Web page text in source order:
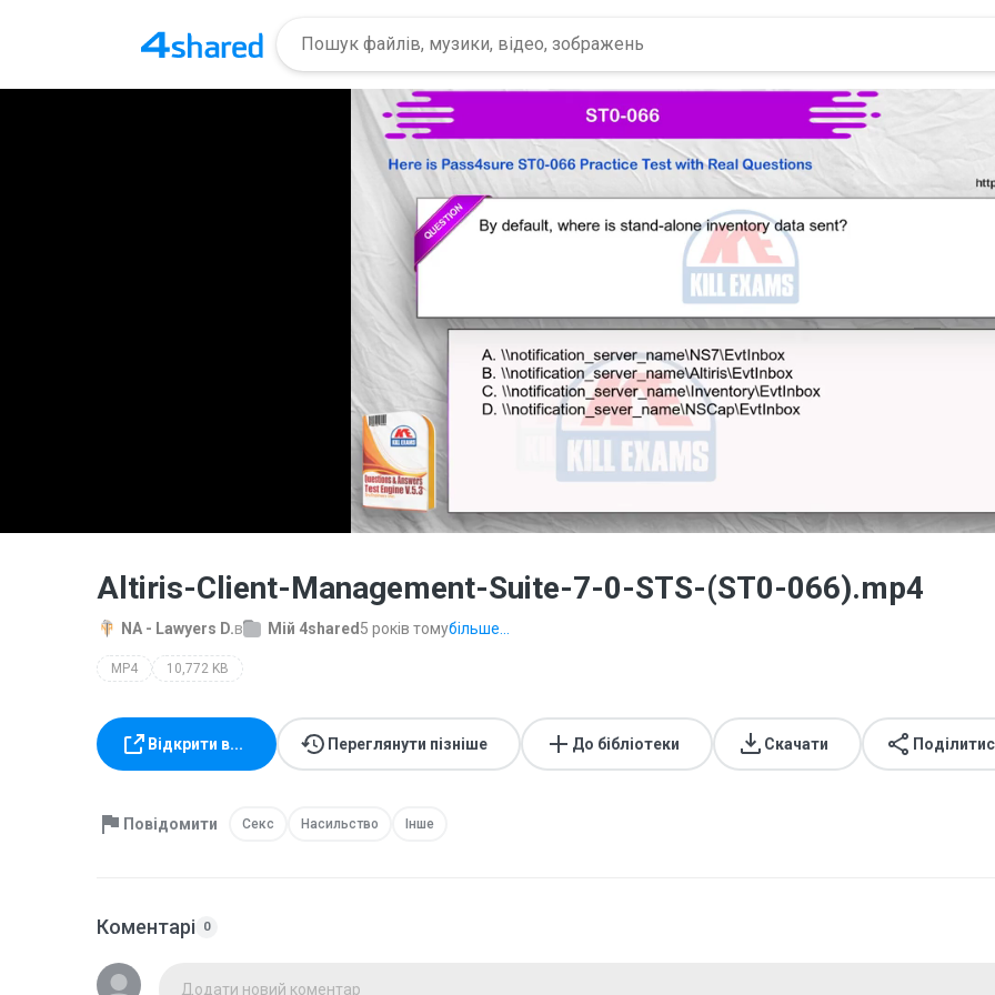
Altiris-Client-Management-Suite-7-0-STS-(ST0-066).mp4
NA - Lawyers D.в Мій 4shared 5 років томубільше...
MP4 10,772 KB
Відкрити в... Переглянути пізніше До бібліотеки Скачати
Повідомити Секс Насильство Інше
Коментарі 0
Додати новий коментар